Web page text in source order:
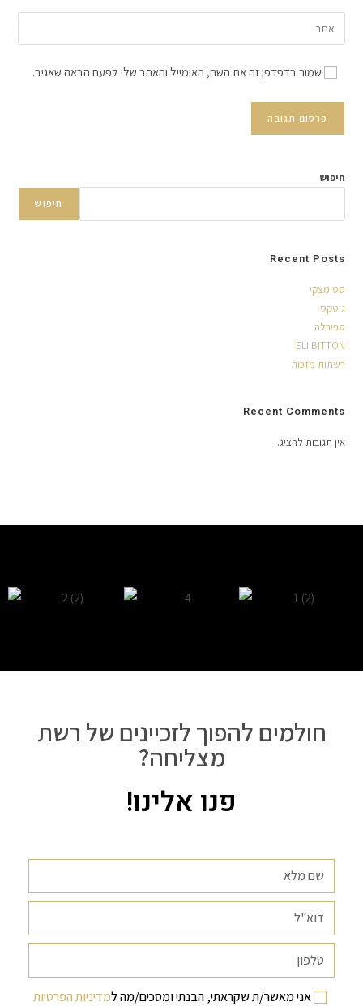
שמור בדפדפן זה את השם, האימייל והאתר שלי לפעם הבאה שאגיב.
חיפוש
חיפוש
Recent Posts
סטימצקי
גוטקס
ספירלה
ELI BITTON
רשתות מזכות
Recent Comments
אין תגובות להציג.
חולמים להפוך לזכיינים של רשת
מצליחה?
פנו אלינו!
אני מאשר/ת שקראתי, הבנתי ומסכים/מה למדיניות הפרטיות